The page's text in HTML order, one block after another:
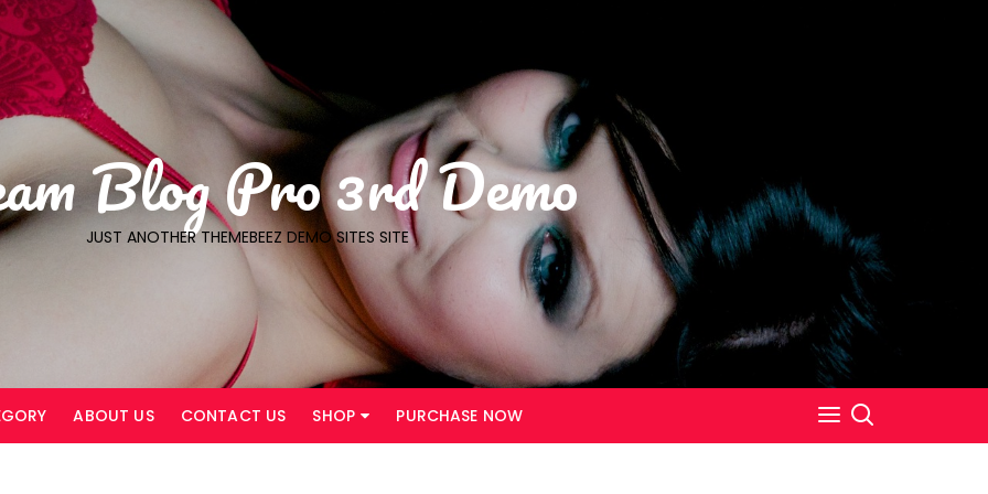
Blog Pro 3rd Demo
JUST ANOTHER THEMEBEEZ DEMO SITES SITE
ABOUT US CONTACT US SHOP PURCHASE NOW